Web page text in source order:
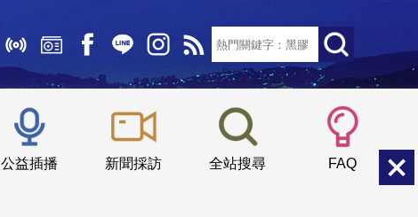
公益插播 新聞採訪 全站搜尋 FAQ
小 中